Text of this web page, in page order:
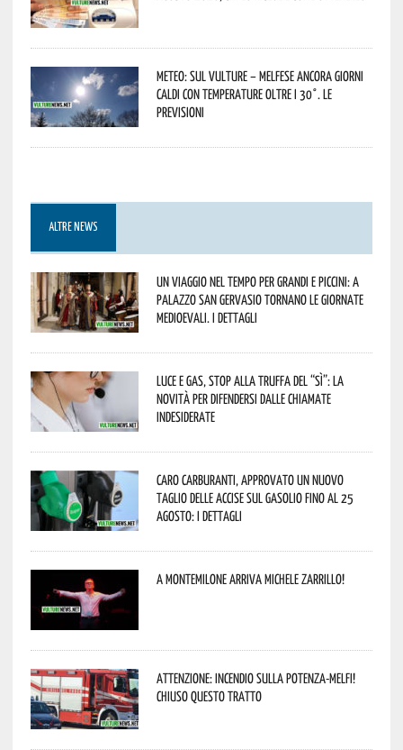
Meteo: sul Vulture – melfese ancora giorni
caldi con temperature oltre i 30°. Le
previsioni
ALTRE NEWS
Un viaggio nel tempo per grandi e piccini: a
Palazzo San Gervasio tornano le Giornate
Medioevali. I dettagli
Luce e gas, stop alla truffa del “Sì”: la
novità per difendersi dalle chiamate
indesiderate
Caro carburanti, approvato un nuovo
taglio delle accise sul gasolio fino al 25
agosto: i dettagli
A Montemilone arriva Michele Zarrillo!
Attenzione: incendio sulla Potenza-Melfi!
Chiuso questo tratto